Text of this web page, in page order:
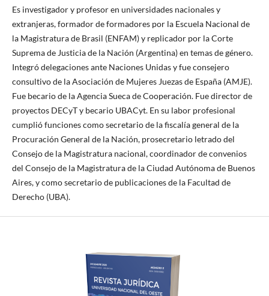
Es investigador y profesor en universidades nacionales y
extranjeras, formador de formadores por la Escuela Nacional de
la Magistratura de Brasil (ENFAM) y replicador por la Corte
Suprema de Justicia de la Nación (Argentina) en temas de género.
Integró delegaciones ante Naciones Unidas y fue consejero
consultivo de la Asociación de Mujeres Juezas de España (AMJE).
Fue becario de la Agencia Sueca de Cooperación. Fue director de
proyectos DECyT y becario UBACyt. En su labor profesional
cumplió funciones como secretario de la fiscalía general de la
Procuración General de la Nación, prosecretario letrado del
Consejo de la Magistratura nacional, coordinador de convenios
del Consejo de la Magistratura de la Ciudad Autónoma de Buenos
Aires, y como secretario de publicaciones de la Facultad de
Derecho (UBA).